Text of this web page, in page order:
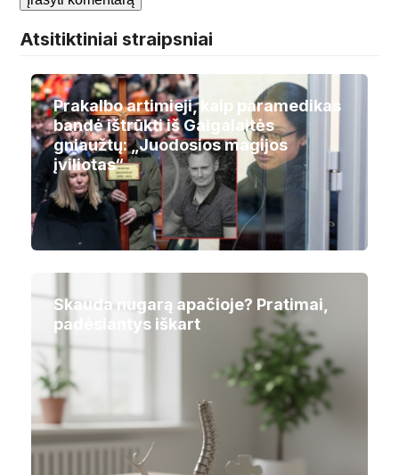
Atsitiktiniai straipsniai
Prakalbo artimieji, kaip paramedikas
bandė ištrūkti iš Gaigalaitės
gniaužtų: „Juodosios magijos
įviliotas“
Skauda nugarą apačioje? Pratimai,
padėsiantys iškart